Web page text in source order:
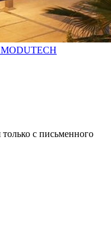
MODUTECH
только с письменного